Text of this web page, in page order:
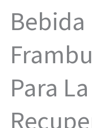
Bebida
Para La